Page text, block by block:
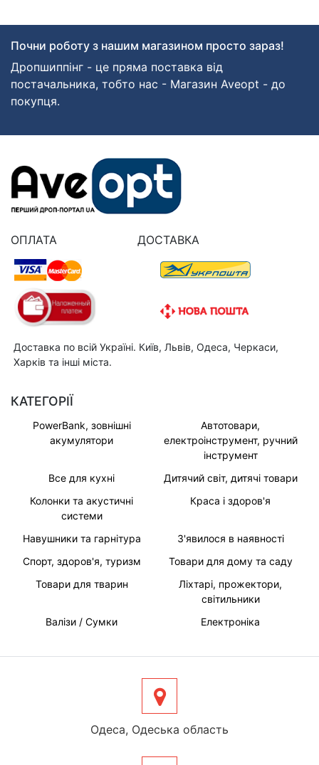
Почни роботу з нашим магазином просто зараз!
Дропшиппінг - це пряма поставка від
постачальника, тобто нас - Магазин Aveopt - до
покупця.
ОПЛАТА ДОСТАВКА
Доставка по всій Україні. Київ, Львів, Одеса, Черкаси,
Харків та інші міста.
КАТЕГОРІЇ
PowerBank, зовнішні
акумулятори
Автотовари,
електроінструмент, ручний
інструмент
Все для кухні
Дитячий світ, дитячі товари
Колонки та акустичні
системи
Краса і здоров'я
Навушники та гарнітура
З'явилося в наявності
Спорт, здоров'я, туризм
Товари для дому та саду
Товари для тварин
Ліхтарі, прожектори,
світильники
Валізи / Сумки
Електроніка
Одеса, Одеська область